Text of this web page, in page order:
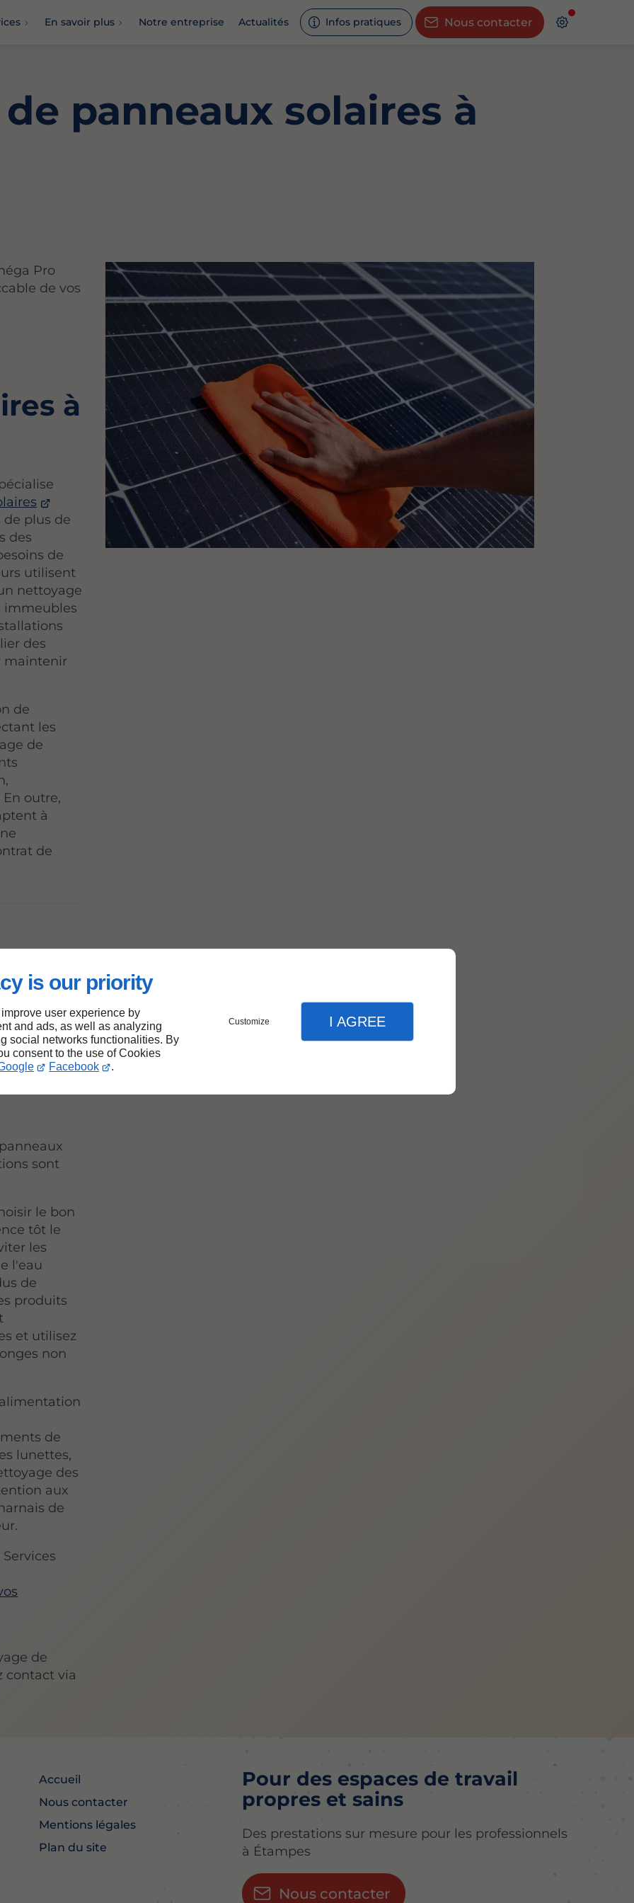
is our priority
user experience by
and ads, as well as analyzing
social networks functionalities. By
consent to the use of Cookies
Facebook .
Customize I AGREE
En savoir plus Notre entreprise Actualités Infos pratiques Nous contacter
panneaux solaires à
Pro
de vos
à
de plus de
des
de
utilisent
nettoyage
immeubles
des
maintenir
de
les
de
outre,
à
de
à
sont
le bon
tôt le
les
l'eau
de
produits
et utilisez
non
de
lunettes,
des
aux
de
de
contact via
Accueil
Nous contacter
Mentions légales
Plan du site
Pour des espaces de travail
propres et sains
Des prestations sur mesure pour les professionnels
à Étampes
Nous contacter